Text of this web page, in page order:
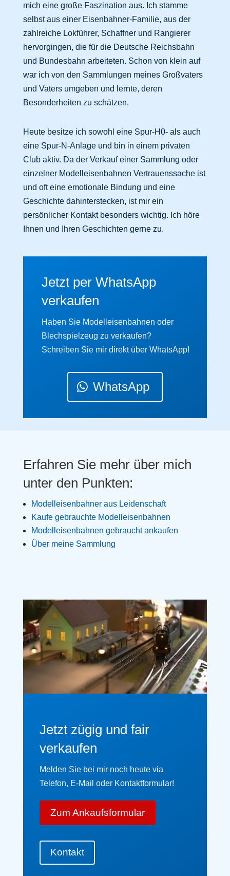
mich eine große Faszination aus. Ich stamme
selbst aus einer Eisenbahner-Familie, aus der
zahlreiche Lokführer, Schaffner und Rangierer
hervorgingen, die für die Deutsche Reichsbahn
und Bundesbahn arbeiteten. Schon von klein auf
war ich von den Sammlungen meines Großvaters
und Vaters umgeben und lernte, deren
Besonderheiten zu schätzen.
Heute besitze ich sowohl eine Spur-H0- als auch
eine Spur-N-Anlage und bin in einem privaten
Club aktiv. Da der Verkauf einer Sammlung oder
einzelner Modelleisenbahnen Vertrauenssache ist
und oft eine emotionale Bindung und eine
Geschichte dahinterstecken, ist mir ein
persönlicher Kontakt besonders wichtig. Ich höre
Ihnen und Ihren Geschichten gerne zu.
Jetzt per WhatsApp
verkaufen
Haben Sie Modelleisenbahnen oder
Blechspielzeug zu verkaufen?
Schreiben Sie mir direkt über WhatsApp!
WhatsApp
Erfahren Sie mehr über mich
unter den Punkten:
Modelleisenbahner aus Leidenschaft
Kaufe gebrauchte Modelleisenbahnen
Modelleisenbahnen gebraucht ankaufen
Über meine Sammlung
Jetzt zügig und fair
verkaufen
Melden Sie bei mir noch heute via
Telefon, E-Mail oder Kontaktformular!
Zum Ankaufsformular
Kontakt